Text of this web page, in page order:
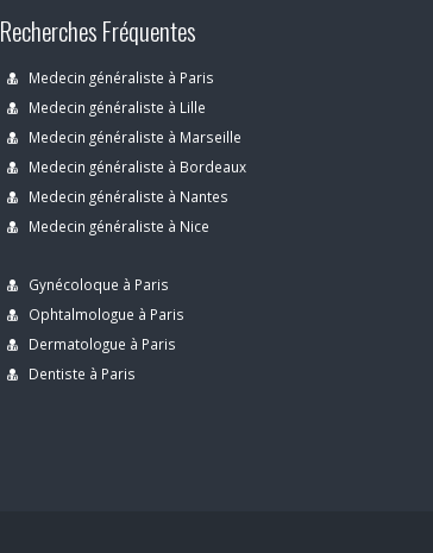
Recherches Fréquentes
Medecin généraliste à Paris
Medecin généraliste à Lille
Medecin généraliste à Marseille
Medecin généraliste à Bordeaux
Medecin généraliste à Nantes
Medecin généraliste à Nice
Gynécoloque à Paris
Ophtalmologue à Paris
Dermatologue à Paris
Dentiste à Paris